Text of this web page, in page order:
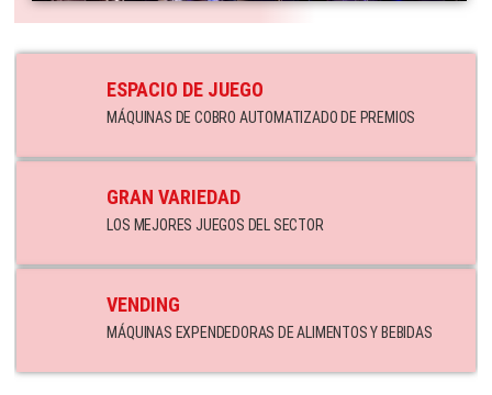
ESPACIO DE JUEGO
MÁQUINAS DE COBRO AUTOMATIZADO DE PREMIOS
GRAN VARIEDAD
LOS MEJORES JUEGOS DEL SECTOR
VENDING
MÁQUINAS EXPENDEDORAS DE ALIMENTOS Y BEBIDAS